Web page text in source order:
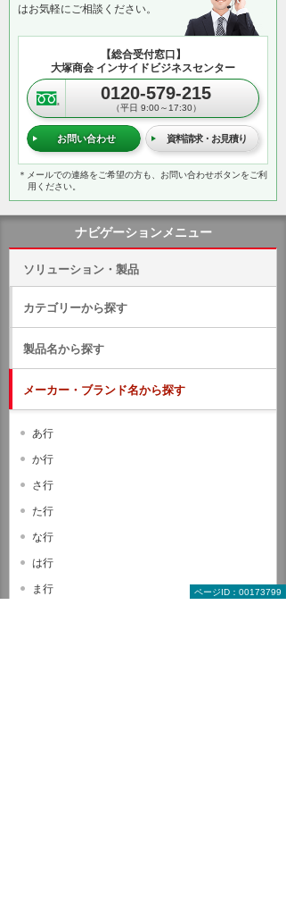
はお気軽にご相談ください。
【総合受付窓口】
大塚商会 インサイドビジネスセンター
0120-579-215
（平日 9:00～17:30）
お問い合わせ 資料請求・お見積り
＊メールでの連絡をご希望の方も、お問い合わせボタンをご利
用ください。
ページID：00173799
ナビゲーションメニュー
ソリューション・製品
カテゴリーから探す
製品名から探す
メーカー・ブランド名から探す
あ行
か行
さ行
た行
な行
は行
ま行